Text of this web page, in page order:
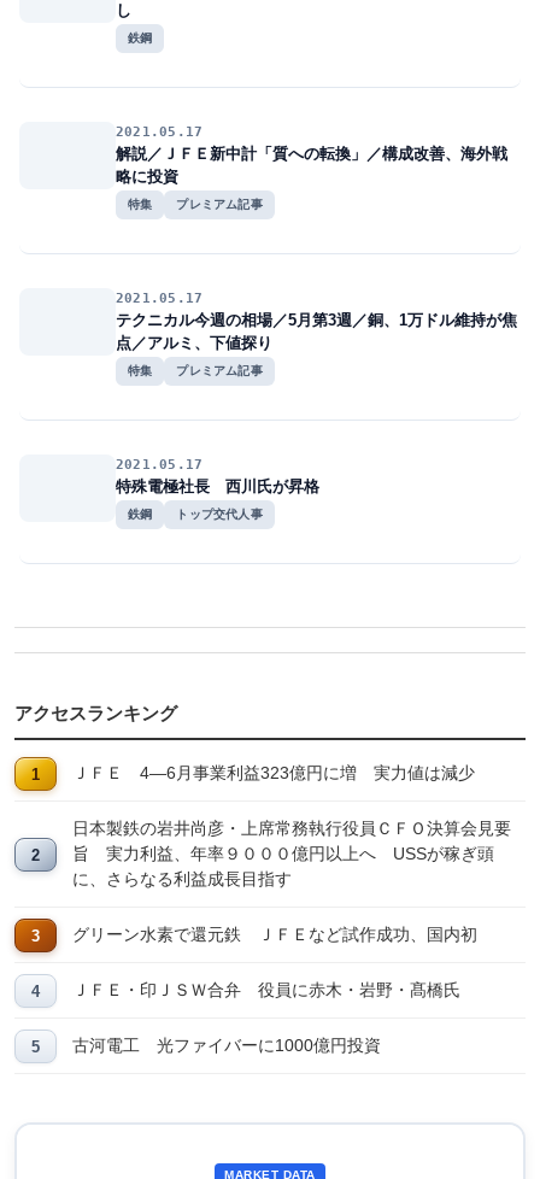
し
鉄鋼
2021.05.17
解説／ＪＦＥ新中計「質への転換」／構成改善、海外戦
略に投資
特集 プレミアム記事
2021.05.17
テクニカル今週の相場／5月第3週／銅、1万ドル維持が焦
点／アルミ、下値探り
特集 プレミアム記事
2021.05.17
特殊電極社長 西川氏が昇格
鉄鋼 トップ交代人事
アクセスランキング
ＪＦＥ 4―6月事業利益323億円に増 実力値は減少
日本製鉄の岩井尚彦・上席常務執行役員ＣＦＯ決算会見要
旨 実力利益、年率９０００億円以上へ USSが稼ぎ頭
に、さらなる利益成長目指す
グリーン水素で還元鉄 ＪＦＥなど試作成功、国内初
ＪＦＥ・印ＪＳＷ合弁 役員に赤木・岩野・髙橋氏
古河電工 光ファイバーに1000億円投資
MARKET DATA